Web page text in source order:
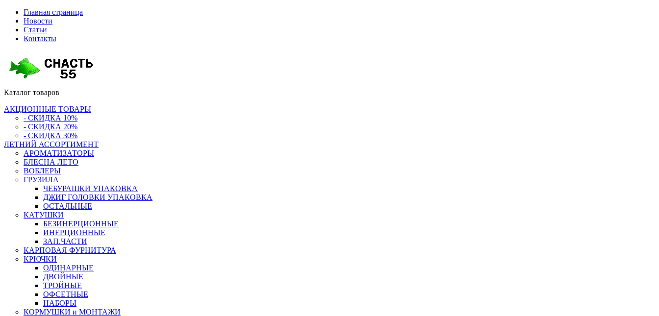
Главная страница
Новости
Статьи
Контакты
Каталог товаров
АКЦИОННЫЕ ТОВАРЫ
- СКИДКА 10%
- СКИДКА 20%
- СКИДКА 30%
ЛЕТНИЙ АССОРТИМЕНТ
АРОМАТИЗАТОРЫ
БЛЕСНА ЛЕТО
ВОБЛЕРЫ
ГРУЗИЛА
ЧЕБУРАШКИ УПАКОВКА
ДЖИГ ГОЛОВКИ УПАКОВКА
ОСТАЛЬНЫЕ
КАТУШКИ
БЕЗИНЕРЦИОННЫЕ
ИНЕРЦИОННЫЕ
ЗАП.ЧАСТИ
КАРПОВАЯ ФУРНИТУРА
КРЮЧКИ
ОДИНАРНЫЕ
ДВОЙНЫЕ
ТРОЙНЫЕ
ОФСЕТНЫЕ
НАБОРЫ
КОРМУШКИ и МОНТАЖИ